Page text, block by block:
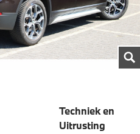
Techniek en
Uitrusting